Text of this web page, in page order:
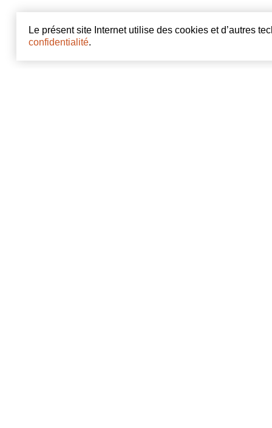
Le présent site Internet utilise des cookies et d’autres
confidentialité.